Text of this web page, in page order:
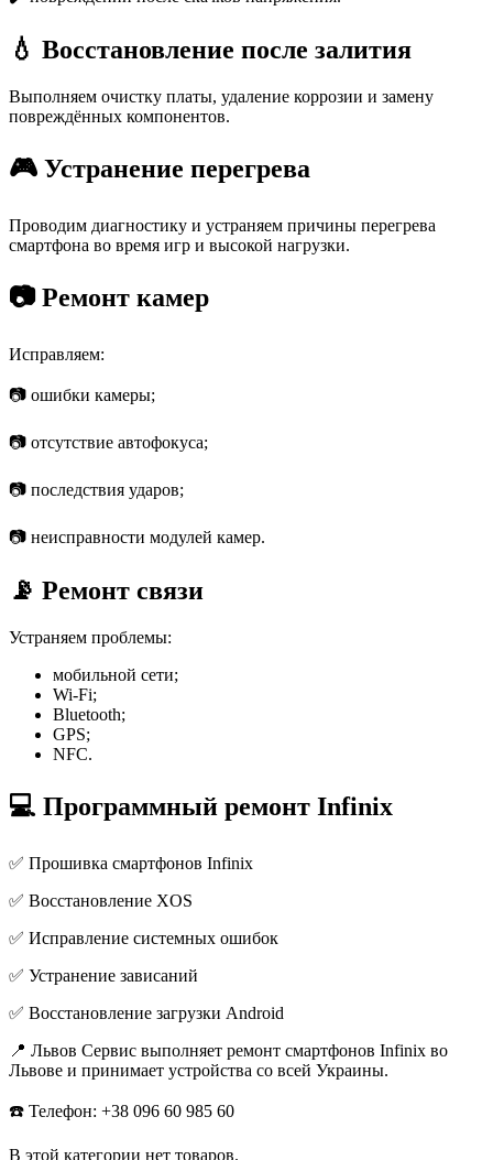
💧 Восстановление после залития
Выполняем очистку платы, удаление коррозии и замену
повреждённых компонентов.
🎮 Устранение перегрева
Проводим диагностику и устраняем причины перегрева
смартфона во время игр и высокой нагрузки.
📷 Ремонт камер
Исправляем:
📷 ошибки камеры;
📷 отсутствие автофокуса;
📷 последствия ударов;
📷 неисправности модулей камер.
📡 Ремонт связи
Устраняем проблемы:
мобильной сети;
Wi-Fi;
Bluetooth;
GPS;
NFC.
💻 Программный ремонт Infinix
✅ Прошивка смартфонов Infinix
✅ Восстановление XOS
✅ Исправление системных ошибок
✅ Устранение зависаний
✅ Восстановление загрузки Android
📍 Львов Сервис выполняет ремонт смартфонов Infinix во
Львове и принимает устройства со всей Украины.
☎️ Телефон: +38 096 60 985 60
В этой категории нет товаров.